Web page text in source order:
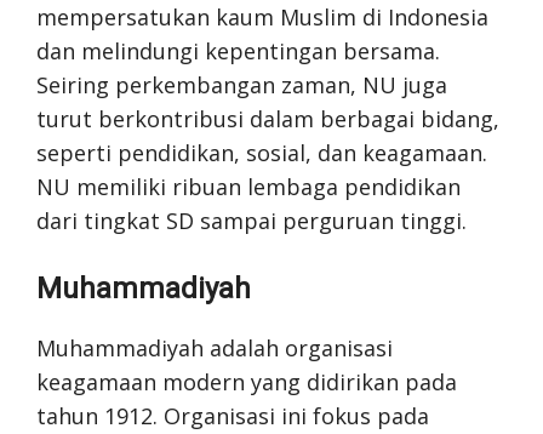
mempersatukan kaum Muslim di Indonesia
dan melindungi kepentingan bersama.
Seiring perkembangan zaman, NU juga
turut berkontribusi dalam berbagai bidang,
seperti pendidikan, sosial, dan keagamaan.
NU memiliki ribuan lembaga pendidikan
dari tingkat SD sampai perguruan tinggi.
Muhammadiyah
Muhammadiyah adalah organisasi
keagamaan modern yang didirikan pada
tahun 1912. Organisasi ini fokus pada